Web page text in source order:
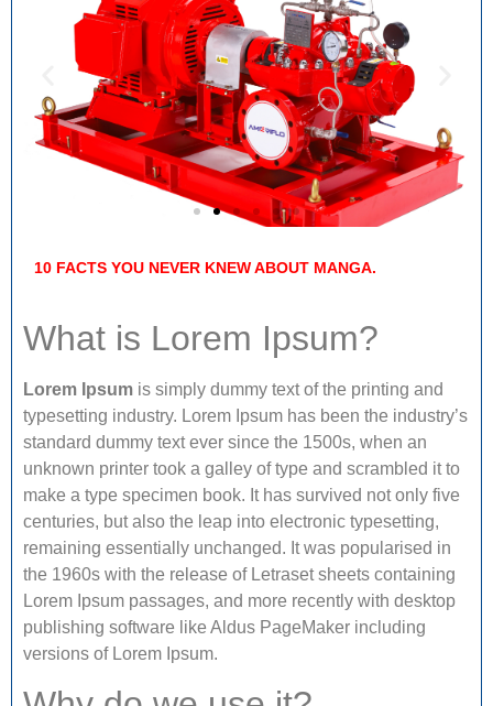
10 FACTS YOU NEVER KNEW ABOUT MANGA.
What is Lorem Ipsum?
Lorem Ipsum is simply dummy text of the printing and
typesetting industry. Lorem Ipsum has been the industry’s
standard dummy text ever since the 1500s, when an
unknown printer took a galley of type and scrambled it to
make a type specimen book. It has survived not only five
centuries, but also the leap into electronic typesetting,
remaining essentially unchanged. It was popularised in
the 1960s with the release of Letraset sheets containing
Lorem Ipsum passages, and more recently with desktop
publishing software like Aldus PageMaker including
versions of Lorem Ipsum.